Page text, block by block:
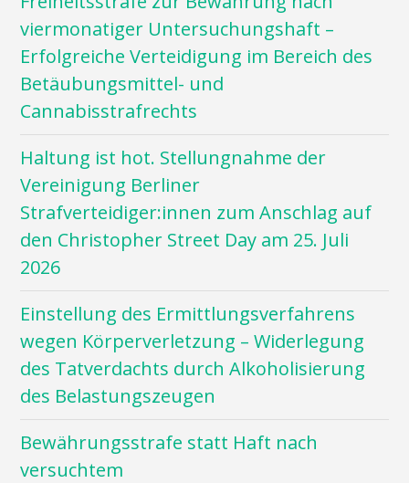
viermonatiger Untersuchungshaft –
Erfolgreiche Verteidigung im Bereich des
Betäubungsmittel- und
Cannabisstrafrechts
Haltung ist hot. Stellungnahme der
Vereinigung Berliner
Strafverteidiger:innen zum Anschlag auf
den Christopher Street Day am 25. Juli
2026
Einstellung des Ermittlungsverfahrens
wegen Körperverletzung – Widerlegung
des Tatverdachts durch Alkoholisierung
des Belastungszeugen
Bewährungsstrafe statt Haft nach
versuchtem